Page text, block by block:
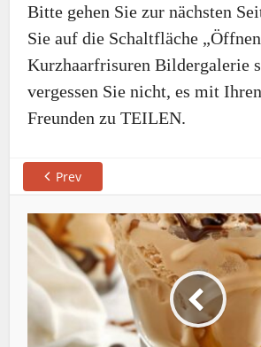
Bitte gehen Sie zur nächsten
Sie auf die Schaltfläche
Kurzhaarfrisuren Bildergalerie
vergessen Sie nicht, es mit
Freunden zu TEILEN.
Prev